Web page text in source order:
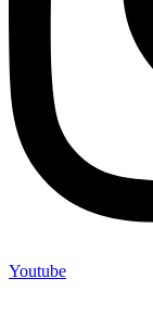
Youtube